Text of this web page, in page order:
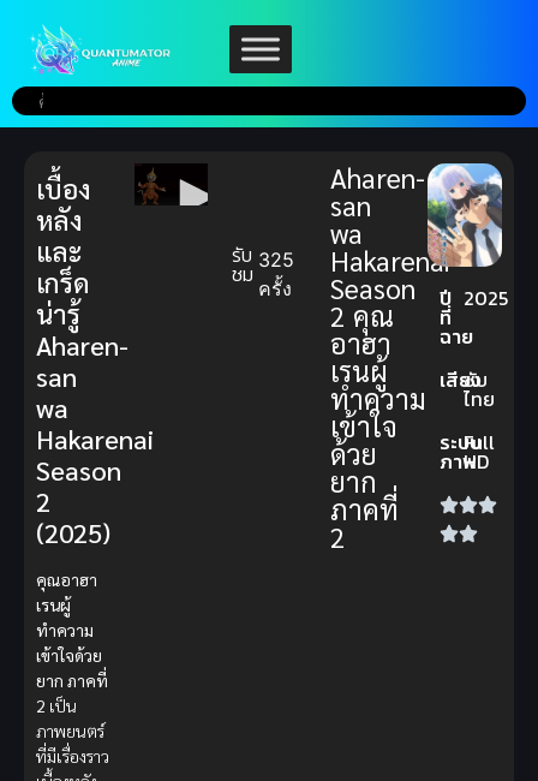
รับ
ชม 325
ครั้ง
Aharen-
san
wa
Hakarenai
Season
2 คุณ
อาฮา
เรนผู้
ทำความ
เข้าใจ
ด้วย
ยาก
ภาคที่
2
ปี
ที่
ฉาย
2025
เสียง
ซับ
ไทย
ระบบ
ภาพ
Full
HD
เบื้อง
หลัง
และ
เกร็ด
น่ารู้
Aharen-
san
wa
Hakarenai
Season
2
(2025)
คุณอาฮา
เรนผู้
ทำความ
เข้าใจด้วย
ยาก ภาคที่
2 เป็น
ภาพยนตร์
ที่มีเรื่องราว